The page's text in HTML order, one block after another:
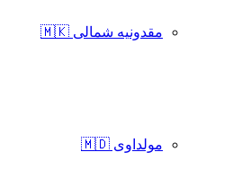
مقدونیه شمالی 🇲🇰
مولداوی 🇲🇩